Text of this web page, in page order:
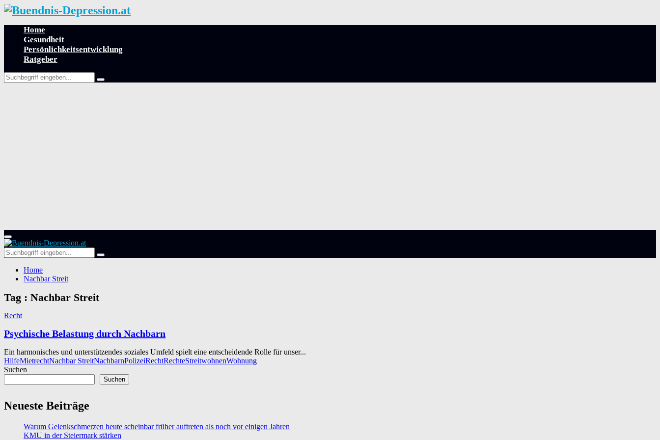
Home
Gesundheit
Persönlichkeitsentwicklung
Ratgeber
Search
for:
Search
Primary
Menu
Search
for:
Search
Home
Nachbar Streit
Tag : Nachbar Streit
Recht
Psychische Belastung durch Nachbarn
Ein harmonisches und unterstützendes soziales Umfeld spielt eine entscheidende Rolle für unser...
HilfeMietrechtNachbar StreitNachbarnPolizeiRechtRechteStreitwohnenWohnung
Suchen
Suchen
Neueste Beiträge
Warum Gelenkschmerzen heute scheinbar früher auftreten als noch vor einigen Jahren
KMU in der Steiermark stärken